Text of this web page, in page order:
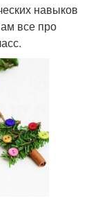
навыков
все про